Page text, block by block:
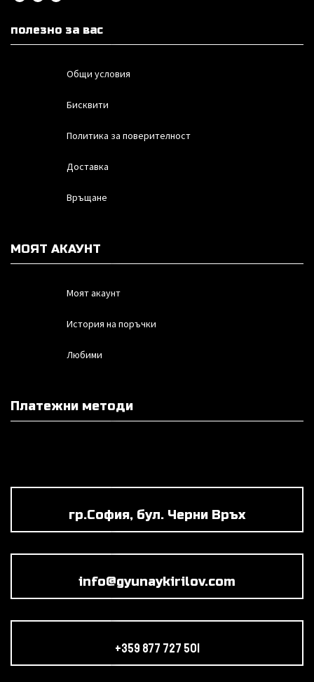
полезно за вас
Общи условия
Бисквити
Политика за поверителност
Доставка
Връщане
МОЯТ АКАУНТ
Моят акаунт
История на поръчки
Любими
Платежни методи
гр.София, бул. Черни Връх
info@gyunaykirilov.com
+359 877 727 501